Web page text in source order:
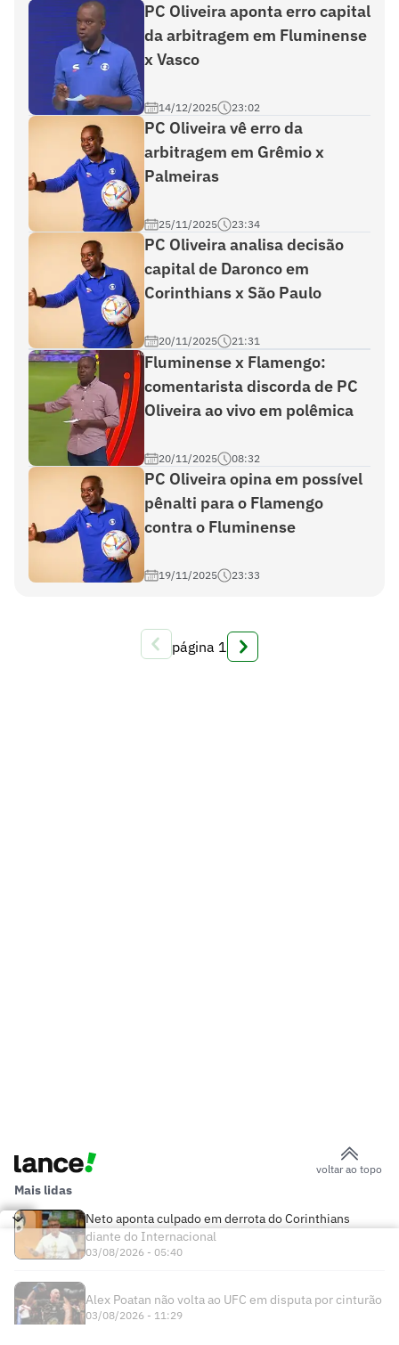
PC Oliveira aponta erro capital
da arbitragem em Fluminense
x Vasco
14/12/2025 23:02
PC Oliveira vê erro da
arbitragem em Grêmio x
Palmeiras
25/11/2025 23:34
PC Oliveira analisa decisão
capital de Daronco em
Corinthians x São Paulo
20/11/2025 21:31
Fluminense x Flamengo:
comentarista discorda de PC
Oliveira ao vivo em polêmica
20/11/2025 08:32
PC Oliveira opina em possível
pênalti para o Flamengo
contra o Fluminense
19/11/2025 23:33
página 1
voltar ao topo
Mais lidas
Neto aponta culpado em derrota do Corinthians
diante do Internacional
03/08/2026 - 05:40
Alex Poatan não volta ao UFC em disputa por cinturão
03/08/2026 - 11:29